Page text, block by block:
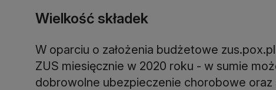
Wielkość składek
W oparciu o założenia budżetowe
ZUS miesięcznie w 2020 roku - w sumie
dobrowolne ubezpieczenie chorobowe oraz